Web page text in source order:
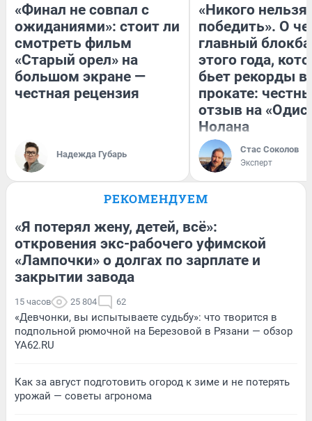
«Финал не совпал с
ожиданиями»: стоит ли
смотреть фильм
«Старый орел» на
большом экране —
честная рецензия
Надежда Губарь
«Никого нельзя
победить». О
главный
этого года,
бьет рекорды в
прокате:
отзыв на
Нолана
Стас Соколов
Эксперт
РЕКОМЕНДУЕМ
«Я потерял жену, детей, всё»:
откровения экс-рабочего уфимской
«Лампочки» о долгах по зарплате и
закрытии завода
15 часов 25 804 62
«Девчонки, вы испытываете судьбу»: что творится в
подпольной рюмочной на Березовой в Рязани — обзор
YA62.RU
Как за август подготовить огород к зиме и не потерять
урожай — советы агронома